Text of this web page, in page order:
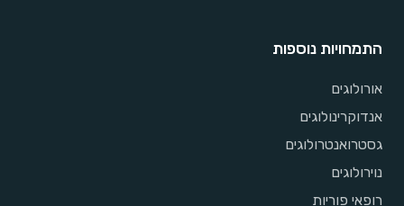
התמחויות נוספות
אורולוגים
אנדוקרינולוגים
גסטרואנטרולוגים
נוירולוגים
רופאי פוריות